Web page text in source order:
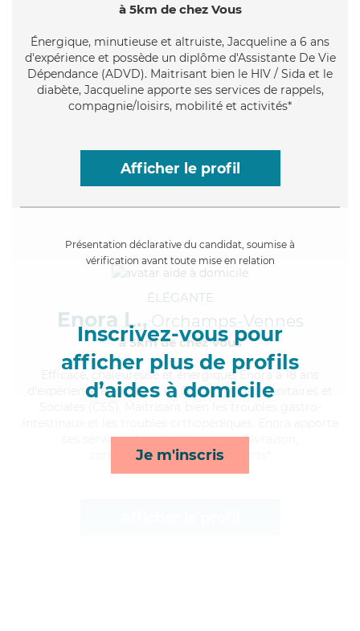
à 5km de chez Vous
Énergique, minutieuse et altruiste, Jacqueline a 6 ans
d'expérience et possède un diplôme d'Assistante De Vie
Dépendance (ADVD). Maitrisant bien le HIV / Sida et le
diabète, Jacqueline apporte ses services de rappels,
compagnie/loisirs, mobilité et activités*
Afficher le profil
Présentation déclarative du candidat, soumise à
vérification avant toute mise en relation
Inscrivez-vous pour
afficher plus de profils
d’aides à domicile
Je m'inscris
ÉLÉGANTE
Enora L., Orchamps-Vennes
à 5km de chez Vous
, chaleureuse et énergique, Enora a 18 ans
d'expérience et possède un BEP Carrières Sanitaires et
ses services de activités, courses/livraison,
compagnie/loisirs et transports*